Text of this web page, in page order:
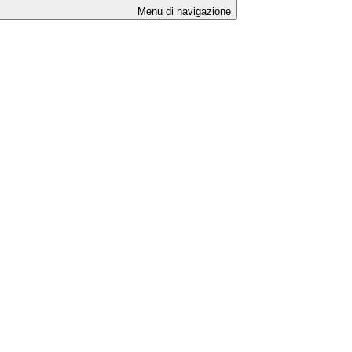
Menu di navigazione